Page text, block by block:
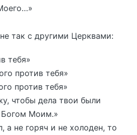
так с другими Церквами:
тебя»
против тебя»
против тебя»
чтобы дела твои были
Моим.»
а не горяч и не холоден, то